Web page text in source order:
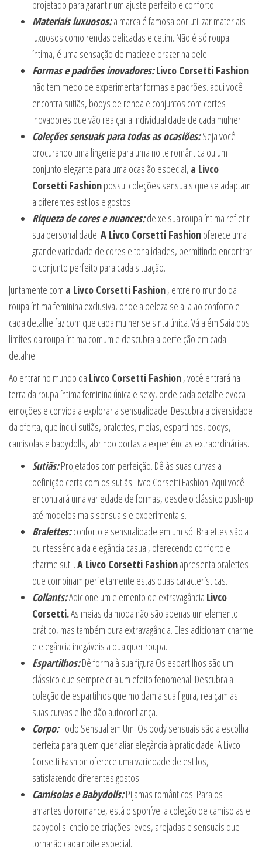
projetado para garantir um ajuste perfeito e conforto.
Materiais luxuosos:a marca é famosa por utilizar materiais
luxuosos como rendas delicadas e cetim. Não é só roupa
íntima, é uma sensação de maciez e prazer na pele.
Formas e padrões inovadores:Livco Corsetti Fashion
não tem medo de experimentar formas e padrões. aqui você
encontra sutiãs, bodys de renda e conjuntos com cortes
inovadores que vão realçar a individualidade de cada mulher.
Coleções sensuais para todas as ocasiões:Seja você
procurando uma lingerie para uma noite romântica ou um
conjunto elegante para uma ocasião especial, a Livco
Corsetti Fashionpossui coleções sensuais que se adaptam
a diferentes estilos e gostos.
Riqueza de cores e nuances:deixe sua roupa íntima refletir
sua personalidade.A Livco Corsetti Fashionoferece uma
grande variedade de cores e tonalidades, permitindo encontrar
o conjunto perfeito para cada situação.
Juntamente com a Livco Corsetti Fashion, entre no mundo da
roupa íntima feminina exclusiva, onde a beleza se alia ao conforto e
cada detalhe faz com que cada mulher se sinta única. Vá além Saia dos
limites da roupa íntima comum e descubra a perfeição em cada
detalhe!
Ao entrar no mundo da Livco Corsetti Fashion, você entrará na
terra da roupa íntima feminina única e sexy, onde cada detalhe evoca
emoções e convida a explorar a sensualidade. Descubra a diversidade
da oferta, que inclui sutiãs, bralettes, meias, espartilhos, bodys,
camisolas e babydolls, abrindo portas a experiências extraordinárias.
Sutiãs:Projetados com perfeição. Dê às suas curvas a
definição certa com os sutiãs Livco Corsetti Fashion. Aqui você
encontrará uma variedade de formas, desde o clássico push-up
até modelos mais sensuais e experimentais.
Bralettes:conforto e sensualidade em um só. Bralettes são a
quintessência da elegância casual, oferecendo conforto e
charme sutil.A Livco Corsetti Fashionapresenta bralettes
que combinam perfeitamente estas duas características.
Collants:Adicione um elemento de extravagância Livco
Corsetti.As meias da moda não são apenas um elemento
prático, mas também pura extravagância. Eles adicionam charme
e elegância inegáveis a qualquer roupa.
Espartilhos:Dê forma à sua figura Os espartilhos são um
clássico que sempre cria um efeito fenomenal. Descubra a
coleção de espartilhos que moldam a sua figura, realçam as
suas curvas e lhe dão autoconfiança.
Corpo:Todo Sensual em Um. Os body sensuais são a escolha
perfeita para quem quer aliar elegância à praticidade. A Livco
Corsetti Fashion oferece uma variedade de estilos,
satisfazendo diferentes gostos.
Camisolas e Babydolls:Pijamas românticos. Para os
amantes do romance, está disponível a coleção de camisolas e
babydolls. cheio de criações leves, arejadas e sensuais que
tornarão cada noite especial.